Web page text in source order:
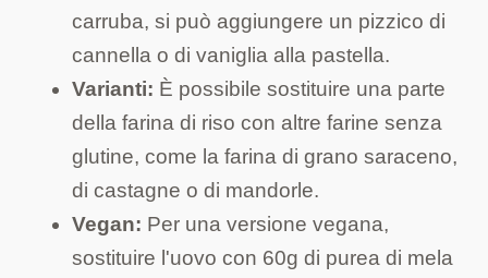
carruba, si può aggiungere un pizzico di
cannella o di vaniglia alla pastella.
Varianti: È possibile sostituire una parte
della farina di riso con altre farine senza
glutine, come la farina di grano saraceno,
di castagne o di mandorle.
Vegan: Per una versione vegana,
sostituire l'uovo con 60g di purea di mela